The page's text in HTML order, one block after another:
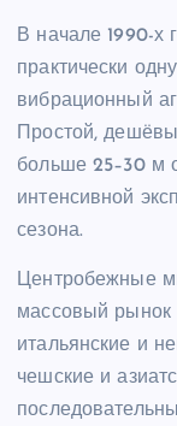
В начале 1990-х
практически
вибрационный
Простой,
больше 25–30 м
интенсивной
сезона.
Центробежные
массовый рынок
итальянские и
чешские и